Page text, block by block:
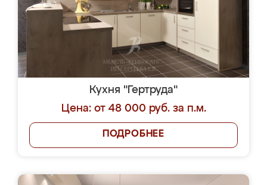
Кухня "Гертруда"
Цена: от 48 000 руб. за п.м.
ПОДРОБНЕЕ